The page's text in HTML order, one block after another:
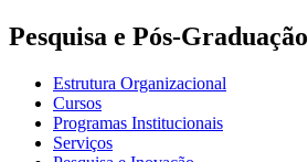
Pesquisa e Pós-Graduação
Estrutura Organizacional
Cursos
Programas Institucionais
Serviços